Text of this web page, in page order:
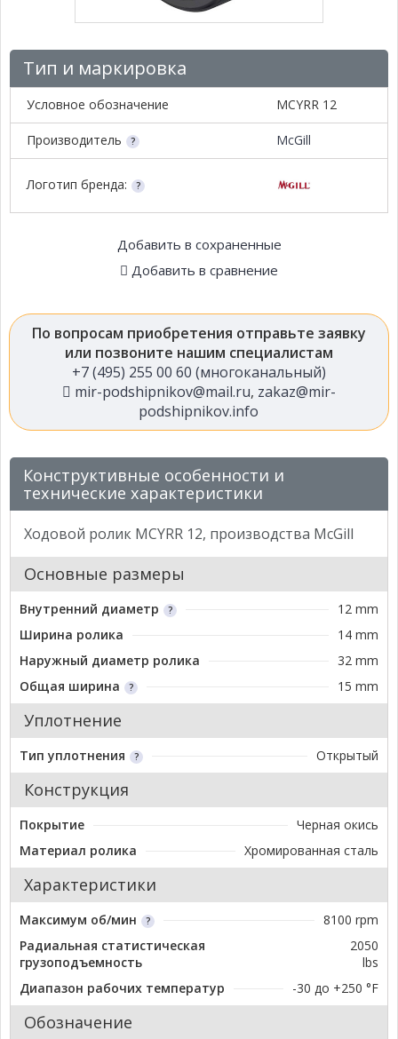
Тип и маркировка
Условное обозначение MCYRR 12
Производитель McGill
Логотип бренда:
Добавить в сохраненные
Добавить в сравнение
По вопросам приобретения отправьте заявку
или позвоните нашим специалистам
+7 (495) 255 00 60 (многоканальный)
mir-podshipnikov@mail.ru, zakaz@mir-
podshipnikov.info
Конструктивные особенности и
технические характеристики
Ходовой ролик MCYRR 12, производства McGill
Основные размеры
Внутренний диаметр
12 mm
Ширина ролика
14 mm
Наружный диаметр ролика
32 mm
Общая ширина
15 mm
Уплотнение
Тип уплотнения Открытый
Конструкция
Покрытие
Черная окись
Материал ролика
Хромированная сталь
Характеристики
Максимум об/мин
8100 rpm
Радиальная статистическая
грузоподъемность
2050
lbs
Диапазон рабочих температур
-30 до +250 °F
Обозначение